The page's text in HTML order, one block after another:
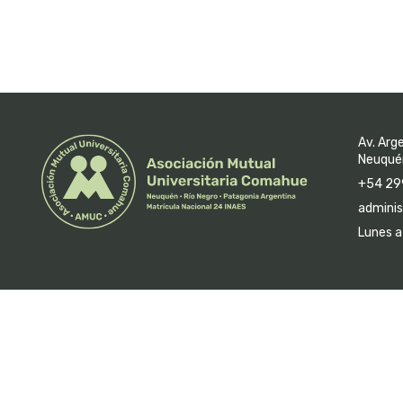
Av.
+54
Lunes